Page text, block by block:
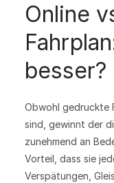
Online
besser?
Obwohl gedruckte
sind, gewinnt der
zunehmend an
Vorteil, dass sie
Verspätungen,